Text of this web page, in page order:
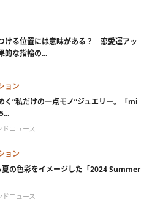
ける位置には意味がある？ 恋愛運アッ
的な指輪の...
ョン
く“私だけの一点モノ”ジュエリー。「mi
ドニュース
ョン
の色彩をイメージした「2024 Summer
ドニュース